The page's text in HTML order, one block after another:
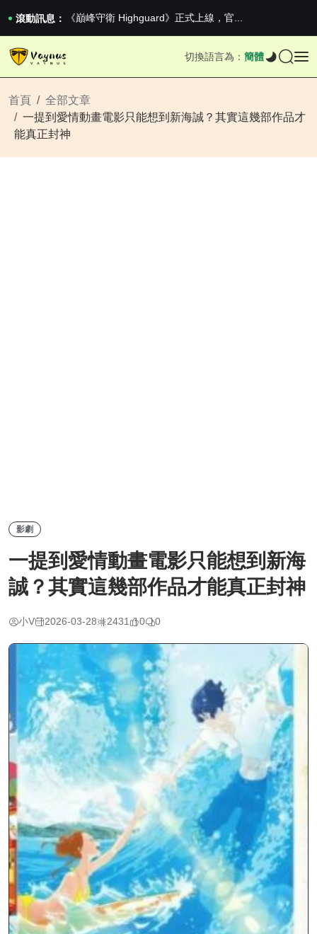
滾動訊息：
《巔峰守衛 Highguard》正式上線，官...
iPhone 16e 釋出，蘋果你不要太離譜
2026澳網男單收官：全滿貫對上全滿亞，德約...
切換語言為： 簡體
首頁
全部文章
一提到愛情動畫電影只能想到新海誠？其實這幾部作品才
能真正封神
影劇
一提到愛情動畫電影只能想到新海
誠？其實這幾部作品才能真正封神
小V 2026-03-28 2431 0 0